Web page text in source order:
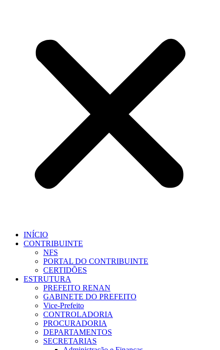
INÍCIO
CONTRIBUINTE
NFS
PORTAL DO CONTRIBUINTE
CERTIDÕES
ESTRUTURA
PREFEITO RENAN
GABINETE DO PREFEITO
Vice-Prefeito
CONTROLADORIA
PROCURADORIA
DEPARTAMENTOS
SECRETARIAS